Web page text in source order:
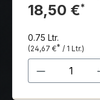
gekennzeichnet
18,50 €*
0.75 Ltr.
(24,67 €* / 1 Ltr.)
Produkt